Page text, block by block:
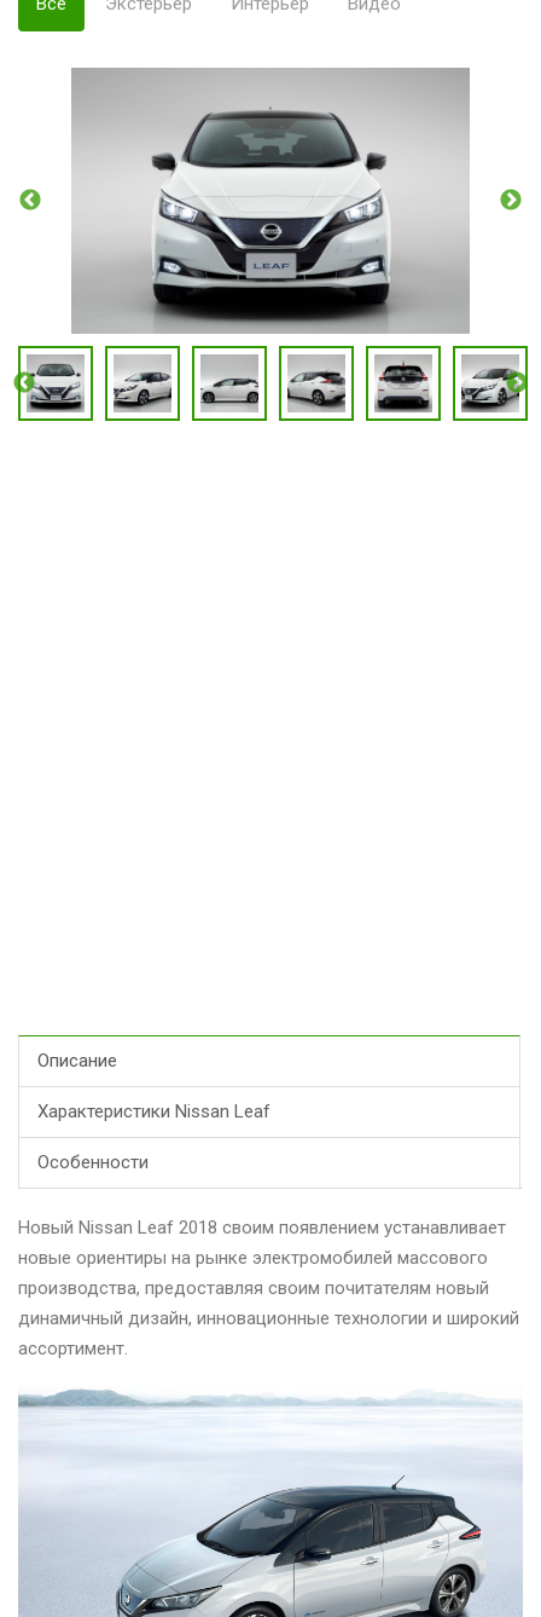
Описание
Характеристики Nissan Leaf
Особенности
Новый Nissan Leaf 2018 своим появлением устанавливает
новые ориентиры на рынке электромобилей массового
производства, предоставляя своим почитателям новый
динамичный дизайн, инновационные технологии и широкий
ассортимент.